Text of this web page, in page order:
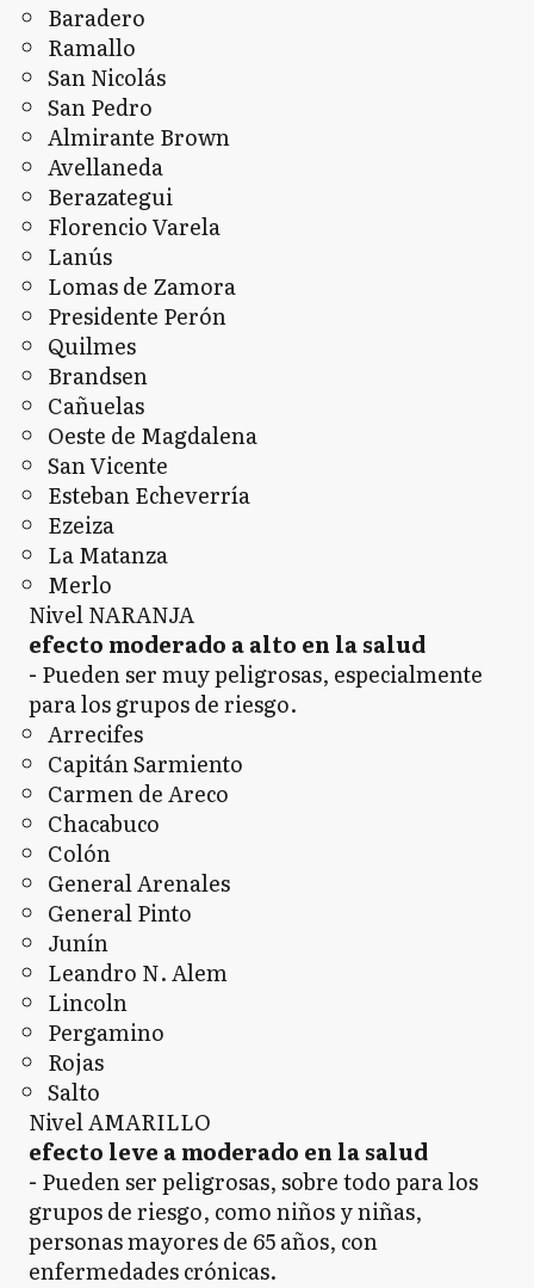
Baradero
Ramallo
San Nicolás
San Pedro
Almirante Brown
Avellaneda
Berazategui
Florencio Varela
Lanús
Lomas de Zamora
Presidente Perón
Quilmes
Brandsen
Cañuelas
Oeste de Magdalena
San Vicente
Esteban Echeverría
Ezeiza
La Matanza
Merlo
Nivel NARANJA
efecto moderado a alto en la salud
- Pueden ser muy peligrosas, especialmente
para los grupos de riesgo.
Arrecifes
Capitán Sarmiento
Carmen de Areco
Chacabuco
Colón
General Arenales
General Pinto
Junín
Leandro N. Alem
Lincoln
Pergamino
Rojas
Salto
Nivel AMARILLO
efecto leve a moderado en la salud
- Pueden ser peligrosas, sobre todo para los
grupos de riesgo, como niños y niñas,
personas mayores de 65 años, con
enfermedades crónicas.